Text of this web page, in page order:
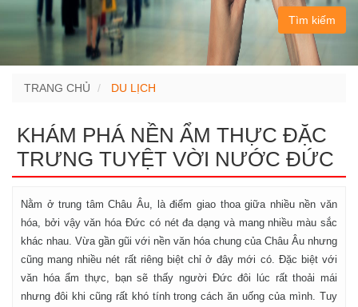
Tìm kiếm
TRANG CHỦ DU LỊCH
KHÁM PHÁ NỀN ẨM THỰC ĐẶC
TRƯNG TUYỆT VỜI NƯỚC ĐỨC
Nằm ở trung tâm Châu Âu, là điểm giao thoa giữa nhiều nền văn
hóa, bởi vậy văn hóa Đức có nét đa dạng và mang nhiều màu sắc
khác nhau. Vừa gần gũi với nền văn hóa chung của Châu Âu nhưng
cũng mang nhiều nét rất riêng biệt chỉ ở đây mới có. Đặc biệt với
văn hóa ẩm thực, bạn sẽ thấy người Đức đôi lúc rất thoải mái
nhưng đôi khi cũng rất khó tính trong cách ăn uống của mình. Tuy